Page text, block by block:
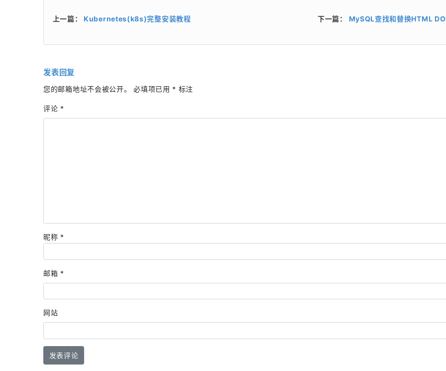
上一篇： Kubernetes(k8s)完整安装教程 下一篇： MySQL查找和替换HTML
发表回复
您的邮箱地址不会被公开。 必填项已用 * 标注
评论 *
昵称 *
邮箱 *
网站